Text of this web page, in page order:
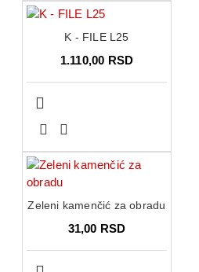
K - FILE L25
1.110,00 RSD
Zeleni kamenčić za obradu
31,00 RSD